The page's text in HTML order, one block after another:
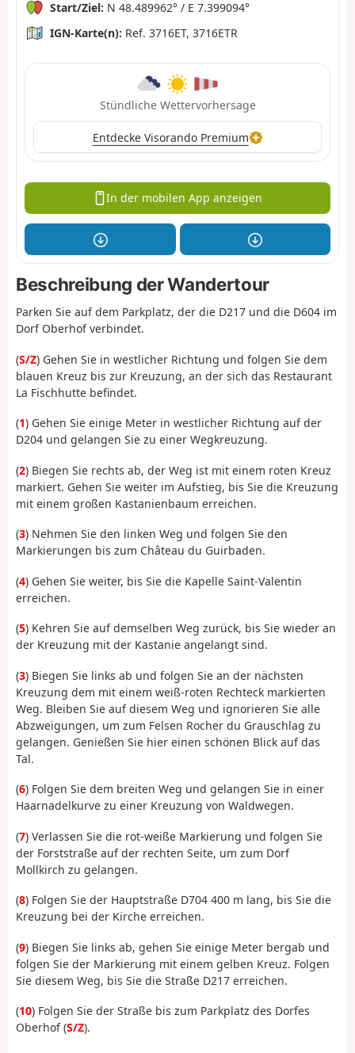
Start/Ziel: N 48.489962° / E 7.399094°
IGN-Karte(n): Ref. 3716ET, 3716ETR
Stündliche Wettervorhersage
Entdecke Visorando Premium
In der mobilen App anzeigen
Beschreibung der Wandertour
Parken Sie auf dem Parkplatz, der die D217 und die D604 im
Dorf Oberhof verbindet.
(S/Z) Gehen Sie in westlicher Richtung und folgen Sie dem
blauen Kreuz bis zur Kreuzung, an der sich das Restaurant
La Fischhutte befindet.
(1) Gehen Sie einige Meter in westlicher Richtung auf der
D204 und gelangen Sie zu einer Wegkreuzung.
(2) Biegen Sie rechts ab, der Weg ist mit einem roten Kreuz
markiert. Gehen Sie weiter im Aufstieg, bis Sie die Kreuzung
mit einem großen Kastanienbaum erreichen.
(3) Nehmen Sie den linken Weg und folgen Sie den
Markierungen bis zum Château du Guirbaden.
(4) Gehen Sie weiter, bis Sie die Kapelle Saint-Valentin
erreichen.
(5) Kehren Sie auf demselben Weg zurück, bis Sie wieder an
der Kreuzung mit der Kastanie angelangt sind.
(3) Biegen Sie links ab und folgen Sie an der nächsten
Kreuzung dem mit einem weiß-roten Rechteck markierten
Weg. Bleiben Sie auf diesem Weg und ignorieren Sie alle
Abzweigungen, um zum Felsen Rocher du Grauschlag zu
gelangen. Genießen Sie hier einen schönen Blick auf das
Tal.
(6) Folgen Sie dem breiten Weg und gelangen Sie in einer
Haarnadelkurve zu einer Kreuzung von Waldwegen.
(7) Verlassen Sie die rot-weiße Markierung und folgen Sie
der Forststraße auf der rechten Seite, um zum Dorf
Mollkirch zu gelangen.
(8) Folgen Sie der Hauptstraße D704 400 m lang, bis Sie die
Kreuzung bei der Kirche erreichen.
(9) Biegen Sie links ab, gehen Sie einige Meter bergab und
folgen Sie der Markierung mit einem gelben Kreuz. Folgen
Sie diesem Weg, bis Sie die Straße D217 erreichen.
(10) Folgen Sie der Straße bis zum Parkplatz des Dorfes
Oberhof (S/Z).